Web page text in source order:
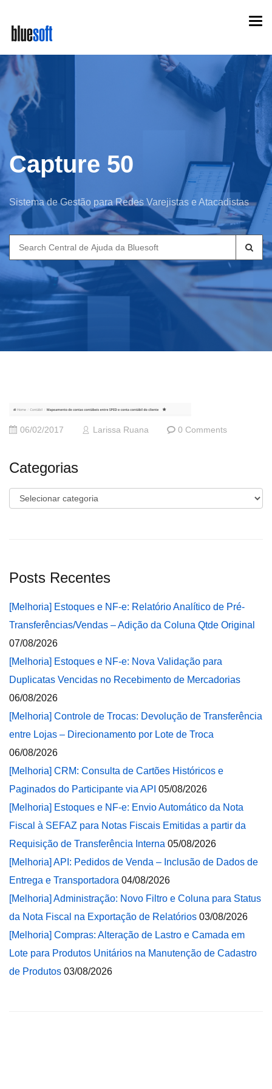
main
content
Capture 50
Sistema de Gestão para Redes Varejistas e Atacadistas
Search
for:
06/02/2017 Larissa Ruana 0 Comments
Categorias
Categorias
Posts Recentes
[Melhoria] Estoques e NF-e: Relatório Analítico de Pré-
Transferências/Vendas – Adição da Coluna Qtde Original
07/08/2026
[Melhoria] Estoques e NF-e: Nova Validação para
Duplicatas Vencidas no Recebimento de Mercadorias
06/08/2026
[Melhoria] Controle de Trocas: Devolução de Transferência
entre Lojas – Direcionamento por Lote de Troca
06/08/2026
[Melhoria] CRM: Consulta de Cartões Históricos e
Paginados do Participante via API 05/08/2026
[Melhoria] Estoques e NF-e: Envio Automático da Nota
Fiscal à SEFAZ para Notas Fiscais Emitidas a partir da
Requisição de Transferência Interna 05/08/2026
[Melhoria] API: Pedidos de Venda – Inclusão de Dados de
Entrega e Transportadora 04/08/2026
[Melhoria] Administração: Novo Filtro e Coluna para Status
da Nota Fiscal na Exportação de Relatórios 03/08/2026
[Melhoria] Compras: Alteração de Lastro e Camada em
Lote para Produtos Unitários na Manutenção de Cadastro
de Produtos 03/08/2026